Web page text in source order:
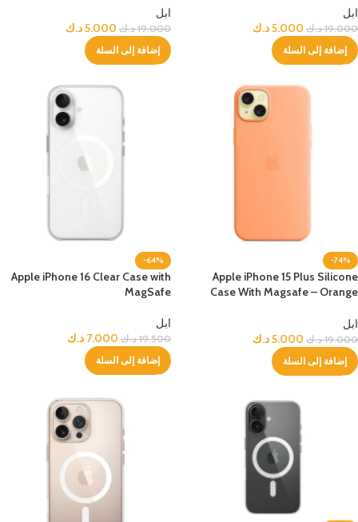
ابل
19.000 د.ك 5.000د.ك
إضافة إلى السلة
ابل
19.000 د.ك 5.000د.ك
إضافة إلى السلة
-74%
Apple iPhone 15 Plus Silicone
Case With Magsafe – Orange
ابل
19.000 د.ك 5.000د.ك
إضافة إلى السلة
-64%
Apple iPhone 16 Clear Case with
MagSafe
ابل
19.500 د.ك 7.000 د.ك
إضافة إلى السلة